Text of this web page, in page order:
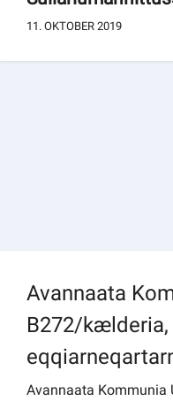
11. OKTOBER 2019
Avannaata
B272/
Avannaata